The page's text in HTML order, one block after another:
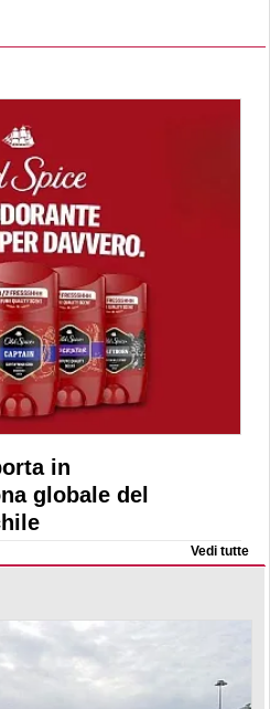
in
globale del
Vedi tutte